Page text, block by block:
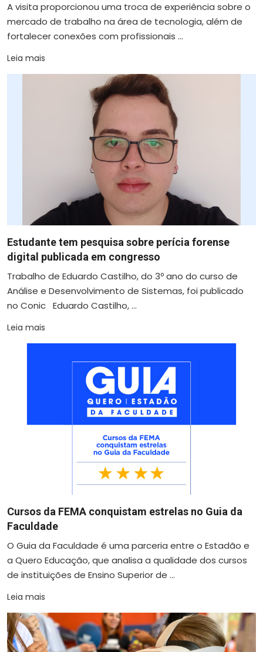
A visita proporcionou uma troca de experiência sobre o
mercado de trabalho na área de tecnologia, além de
fortalecer conexões com profissionais ...
Leia mais
Estudante tem pesquisa sobre perícia forense
digital publicada em congresso
Trabalho de Eduardo Castilho, do 3º ano do curso de
Análise e Desenvolvimento de Sistemas, foi publicado
no Conic Eduardo Castilho, ...
Leia mais
Cursos da FEMA conquistam estrelas no Guia da
Faculdade
O Guia da Faculdade é uma parceria entre o Estadão e
a Quero Educação, que analisa a qualidade dos cursos
de instituições de Ensino Superior de ...
Leia mais